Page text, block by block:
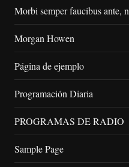
Morbi semper faucibus ante,
Morgan Howen
Página de ejemplo
Programación Diaria
PROGRAMAS DE RADIO
Sample Page